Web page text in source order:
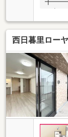
ムキッ
暖房や
してく
サポー
ョンの
ートロ
セキュ
エント
ム◆キ
スカイ
西日暮里ロー